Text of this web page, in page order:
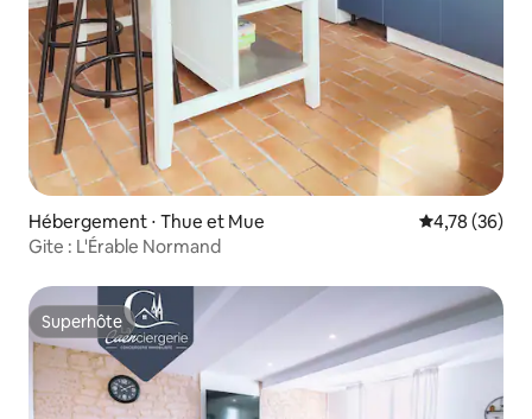
Hébergement ⋅ Thue et Mue Évaluation
4,78 (36)
Gite : L'Érable Normand
Superhôte
Superhôte